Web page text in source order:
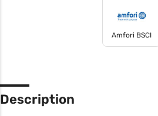
Amfori BSCI
Description